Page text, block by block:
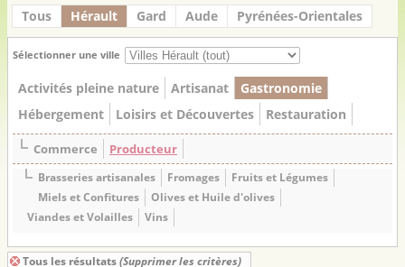
Tous
Hérault Gard Aude Pyrénées-Orientales
Sélectionner une ville
Activités pleine nature Artisanat
Gastronomie
Hébergement
Loisirs et Découvertes Restauration
Commerce Producteur
Brasseries artisanales Fromages
Fruits et Légumes
Miels et Confitures
Olives et Huile d'olives
Viandes et Volailles
Vins
Tous les résultats (Supprimer les critères)